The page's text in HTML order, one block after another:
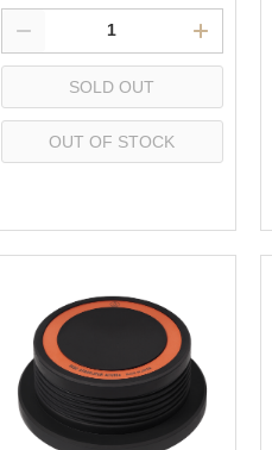
SOLD OUT
OUT OF STOCK